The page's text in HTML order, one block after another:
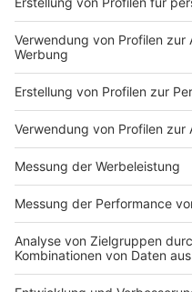
Planungssicherheit,
weiteres,
Förderung unterstützt
ökologische und
weniger Leerstand, mehr
neue Perspektiven für